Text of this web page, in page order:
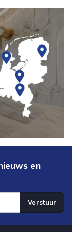
en
Verstuur